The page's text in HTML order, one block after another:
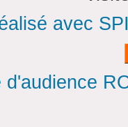
avec
d'audience